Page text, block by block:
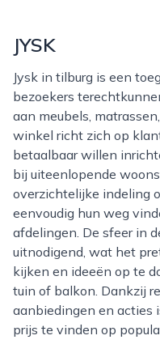
JYSK
Jysk in tilburg is een toegankelijke woonwinkel waar
bezoekers
aan meubels,
winkel richt zich op
betaalbaar willen
bij uiteenlopende
overzichtelijke indeling
eenvoudig hun weg
afdelingen. De sfeer in
uitnodigend, wat het
kijken en ideeën op te
tuin of balkon. Dankzij
aanbiedingen en acties
prijs te vinden op